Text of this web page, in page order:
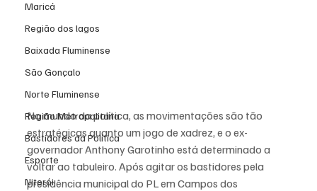
Maricá
Região dos lagos
Baixada Fluminense
São Gonçalo
Norte Fluminense
Região Metropolitana
Bastidores da Política
Esporte
Niterói
No mundo da política, as movimentações são tão
estratégicas quanto um jogo de xadrez, e o ex-
governador Anthony Garotinho está determinado a
voltar ao tabuleiro. Após agitar os bastidores pela
presidência municipal do PL em Campos dos